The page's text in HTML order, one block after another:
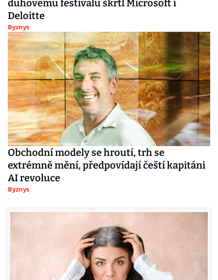
duhovému festivalu škrtl Microsoft i
Deloitte
Byznys
Obchodní modely se hroutí, trh se
extrémně mění, předpovídají čeští kapitáni
AI revoluce
Byznys